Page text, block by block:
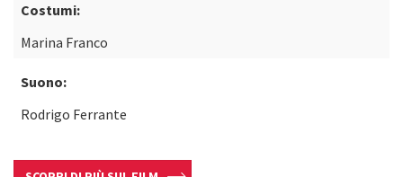
Costumi:
Marina Franco
Suono:
Rodrigo Ferrante